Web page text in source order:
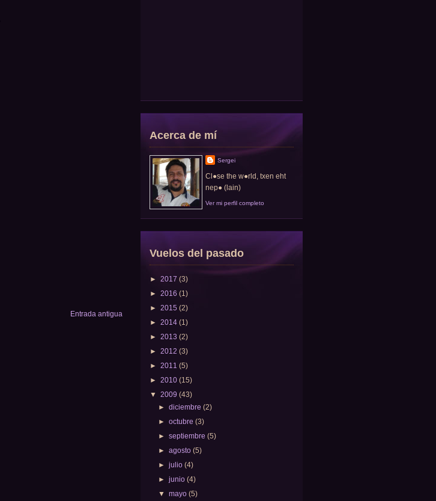
Entrada antigua
Acerca de mí
Sergei
Cl●se the w●rld, txen eht
nep● (lain)
Ver mi perfil completo
Vuelos del pasado
► 2017 (3)
► 2016 (1)
► 2015 (2)
► 2014 (1)
► 2013 (2)
► 2012 (3)
► 2011 (5)
► 2010 (15)
▼ 2009 (43)
►diciembre(2)
►octubre(3)
►septiembre(5)
►agosto(5)
►julio(4)
►junio(4)
▼mayo(5)